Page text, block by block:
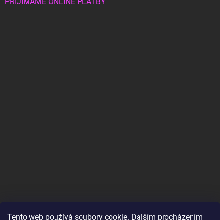
Tento web používá soubory cookie. Dalším procházením